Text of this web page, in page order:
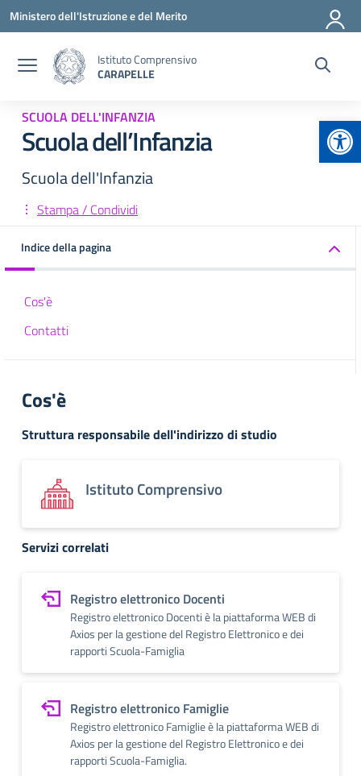
Vai ai contenuti
Vai al menu di navigazione
Vai al footer
Ministero dell'Istruzione e del Merito
Istituto Comprensivo
CARAPELLE
SCUOLA DELL'INFANZIA
Scuola dell’Infanzia
Scuola dell'Infanzia
Stampa / Condividi
Indice della pagina
Cos'è
Contatti
Cos'è
Struttura responsabile dell'indirizzo di studio
Istituto Comprensivo
Servizi correlati
Registro elettronico Docenti
Registro elettronico Docenti è la piattaforma WEB di
Axios per la gestione del Registro Elettronico e dei
rapporti Scuola-Famiglia
Registro elettronico Famiglie
Registro elettronico Famiglie è la piattaforma WEB di
Axios per la gestione del Registro Elettronico e dei
rapporti Scuola-Famiglia.